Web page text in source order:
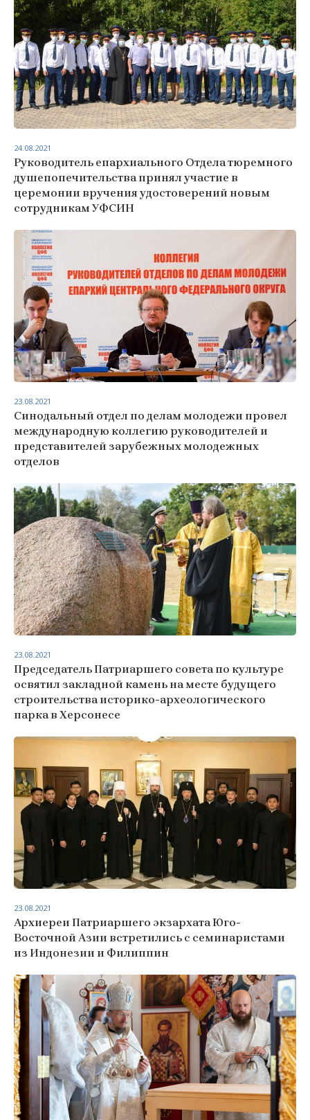
Руководитель епархиального Отдела тюремного
душепопечительства принял участие в
церемонии вручения удостоверений новым
сотрудникам УФСИН
24.08.2021
Синодальный отдел по делам молодежи провел
международную коллегию руководителей и
представителей зарубежных молодежных
отделов
23.08.2021
Председатель Патриаршего совета по культуре
освятил закладной камень на месте будущего
строительства историко-археологического
парка в Херсонесе
23.08.2021
Архиереи Патриаршего экзархата Юго-
Восточной Азии встретились с семинаристами
из Индонезии и Филиппин
23.08.2021